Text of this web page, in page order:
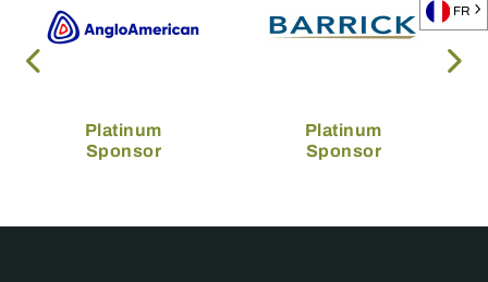
Platinum
Sponsor
Platinum
Sponsor
FR